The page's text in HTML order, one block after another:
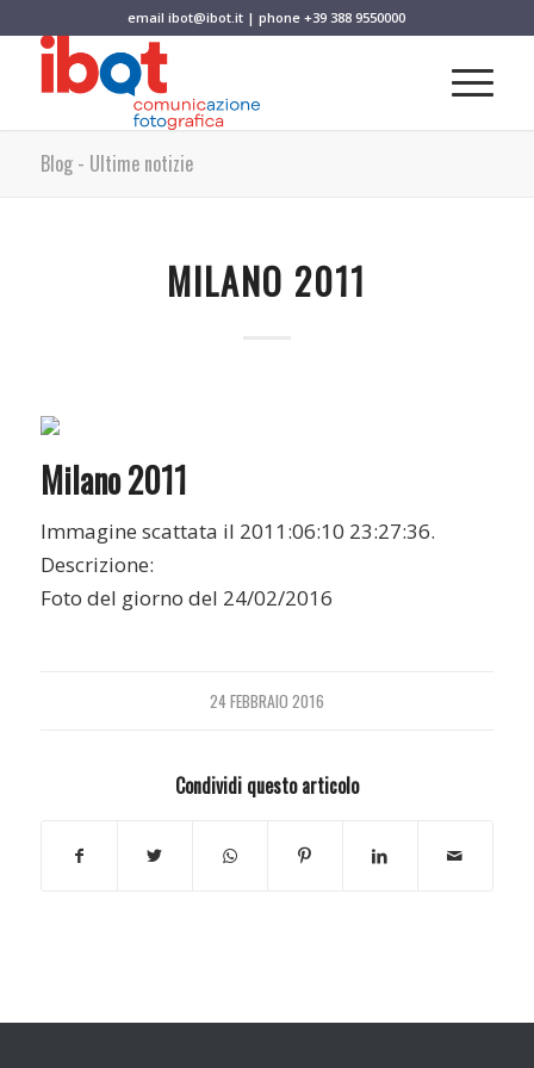
emailibot@ibot.it | phone+39 388 9550000
Blog - Ultime notizie
MILANO 2011
Milano 2011
Immagine scattata il 2011:06:10 23:27:36.
Descrizione:
Foto del giorno del 24/02/2016
24 FEBBRAIO 2016
Condividi questo articolo